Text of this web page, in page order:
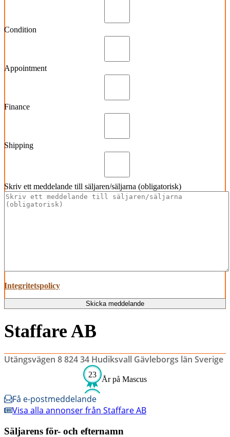
Condition
Appointment
Finance
Shipping
Skriv ett meddelande till säljaren/säljarna (obligatorisk)
Integritetspolicy
Skicka meddelande
Staffare AB
Utängsvägen 8 824 34 Hudiksvall Gävleborgs län Sverige
23 År på Mascus
Få e-postmeddelande
Visa alla annonser från Staffare AB
Säljarens för- och efternamn